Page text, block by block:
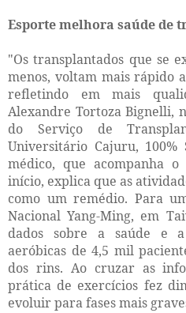
Esporte melhora saúde de
"Os transplantados que se
menos, voltam mais rápido
refletindo em mais
Alexandre Tortoza Bignelli,
do Serviço de
Universitário Cajuru, 100%
médico, que acompanha
início, explica que as
como um remédio. Para
Nacional Yang-Ming, em
dados sobre a saúde e
aeróbicas de 4,5 mil
dos rins. Ao cruzar as
prática de exercícios fez
evoluir para fases mais